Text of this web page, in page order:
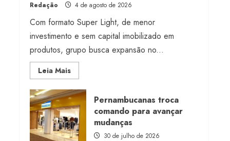
Redação 4 de agosto de 2026
Com formato Super Light, de menor
investimento e sem capital imobilizado em
produtos, grupo busca expansão no...
Leia MaisRead
more
Morena
Rosa
lança
franquia
com
estoque
consignado
Pernambucanas troca
comando para avançar
mudanças
30 de julho de 2026